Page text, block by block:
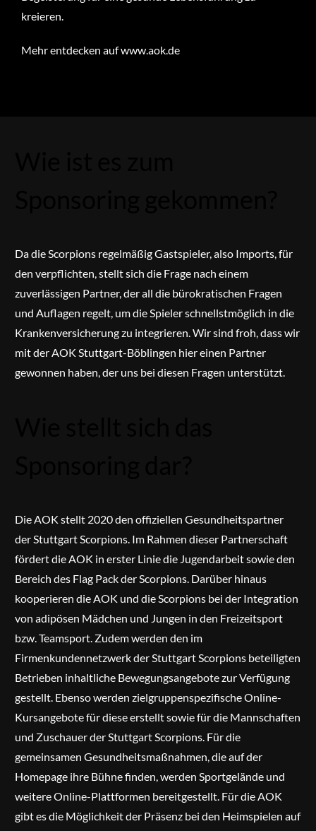
kreieren.
Mehr entdecken aufwww.aok.de
Da die Scorpions regelmäßig Gastspieler, also Imports, für
den verpflichten, stellt sich die Frage nach einem
zuverlässigen Partner, der all die bürokratischen Fragen
und Auflagen regelt, um die Spieler schnellstmöglich in die
Krankenversicherung zu integrieren. Wir sind froh, dass wir
mit der AOK Stuttgart-Böblingen hier einen Partner
gewonnen haben, der uns bei diesen Fragen unterstützt.
Die AOK stellt 2020 den offiziellen Gesundheitspartner
der Stuttgart Scorpions. Im Rahmen dieser Partnerschaft
fördert die AOK in erster Linie die Jugendarbeit sowie den
Bereich des Flag Pack der Scorpions. Darüber hinaus
kooperieren die AOK und die Scorpions bei der Integration
von adipösen Mädchen und Jungen in den Freizeitsport
bzw. Teamsport. Zudem werden den im
Firmenkundennetzwerk der Stuttgart Scorpions beteiligten
Betrieben inhaltliche Bewegungsangebote zur Verfügung
gestellt. Ebenso werden zielgruppenspezifische Online-
Kursangebote für diese erstellt sowie für die Mannschaften
und Zuschauer der Stuttgart Scorpions. Für die
gemeinsamen Gesundheitsmaßnahmen, die auf der
Homepage ihre Bühne finden, werden Sportgelände und
weitere Online-Plattformen bereitgestellt. Für die AOK
gibt es die Möglichkeit der Präsenz bei den Heimspielen auf